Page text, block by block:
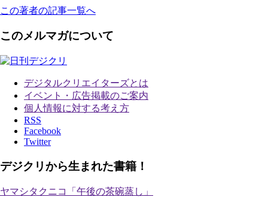
この著者の記事一覧へ
このメルマガについて
デジタルクリエイターズとは
イベント・広告掲載のご案内
個人情報に対する考え方
RSS
Facebook
Twitter
デジクリから生まれた書籍！
ヤマシタクニコ「午後の茶碗蒸し」